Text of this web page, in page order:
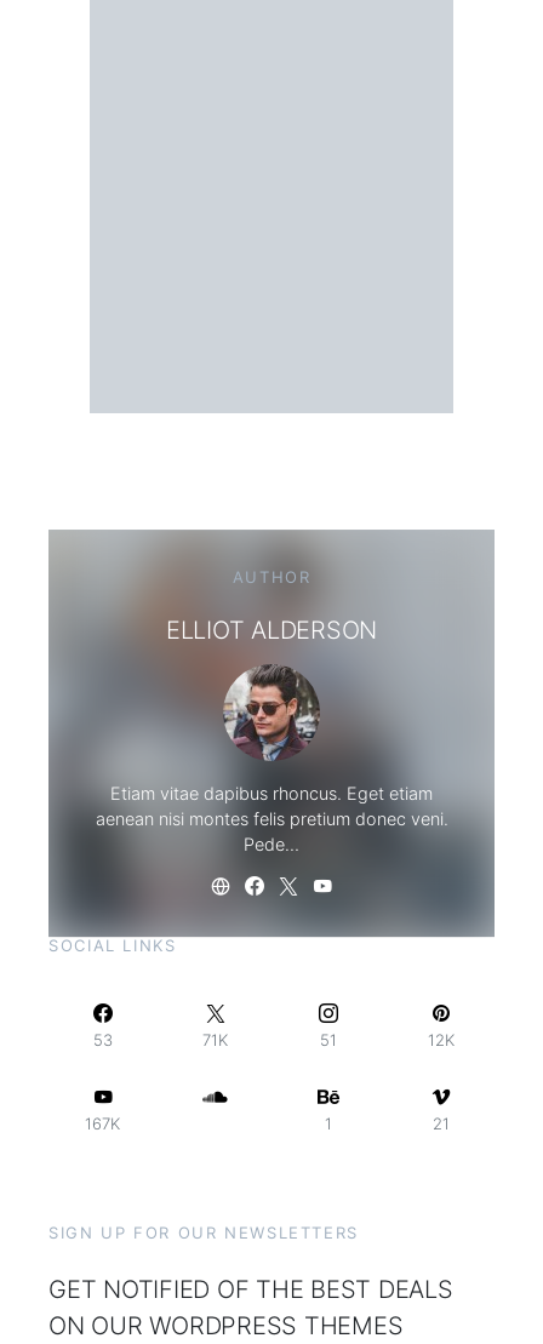
AUTHOR
ELLIOT ALDERSON
Etiam vitae dapibus rhoncus. Eget etiam
aenean nisi montes felis pretium donec veni.
Pede…
SOCIAL LINKS
53 71K 51 12K
167K 1 21
SIGN UP FOR OUR NEWSLETTERS
GET NOTIFIED OF THE BEST DEALS
ON OUR WORDPRESS THEMES